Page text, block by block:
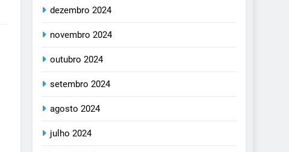
dezembro 2024
novembro 2024
outubro 2024
setembro 2024
agosto 2024
julho 2024